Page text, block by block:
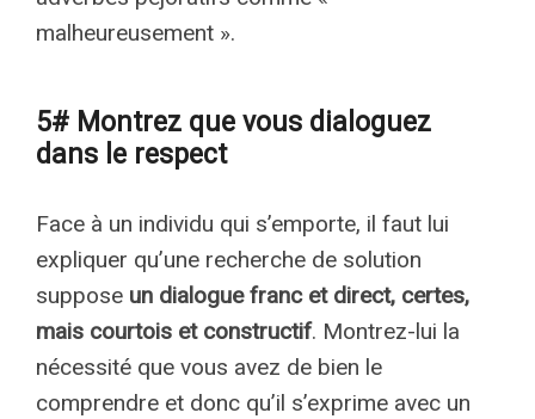
malheureusement ».
5# Montrez que vous dialoguez
dans le respect
Face à un individu qui s’emporte, il faut lui
expliquer qu’une recherche de solution
suppose un dialogue franc et direct, certes,
mais courtois et constructif. Montrez-lui la
nécessité que vous avez de bien le
comprendre et donc qu’il s’exprime avec un